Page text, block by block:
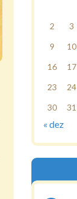
2
3
9
10
16
17
23
24
30
31
« dez